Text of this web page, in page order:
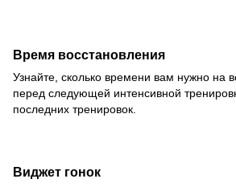
Время восстановления
Узнайте, сколько времени вам нужно на
перед следующей интенсивной
последних тренировок.
Виджет гонок